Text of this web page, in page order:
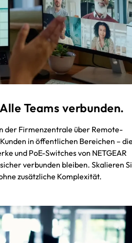
Teams verbunden.
der Firmenzentrale über Remote-
in öffentlichen Bereichen –
und PoE-Switches von NETGEAR
verbunden bleiben. Skalieren
zusätzliche Komplexität.